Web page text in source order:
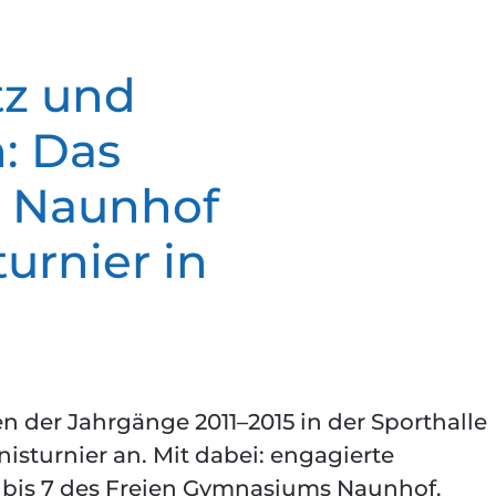
und
Das
Naunhof
in
der Jahrgänge 2011–2015 in der Sporthalle
an. Mit dabei: engagierte
7 des Freien Gymnasiums Naunhof.